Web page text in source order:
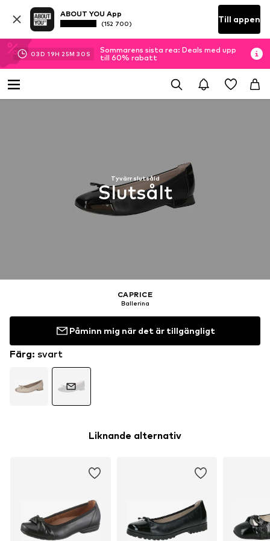
ABOUT YOU App
(152 700) Till appen
03D 19H 25M 30 S
Sommarens sista rea: Deals med upp
till 60% rabatt
Tyvärr slutsåld
Slutsålt
CAPRICE
Ballerina
Påminn mig när det är tillgängligt
Färg: svart
Liknande alternativ